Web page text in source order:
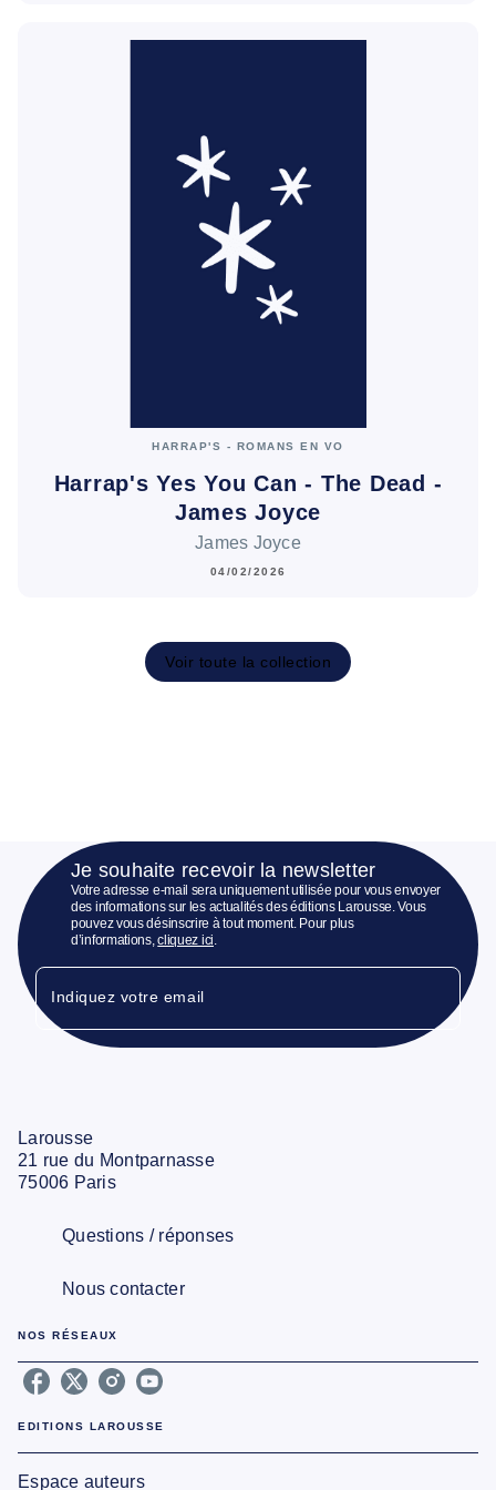
HARRAP'S - ROMANS EN VO
Harrap's Yes You Can - The Dead -
James Joyce
James Joyce
04/02/2026
Voir toute la collection
Je souhaite recevoir la newsletter
Votre adresse e-mail sera uniquement utilisée pour vous envoyer
des informations sur les actualités des éditions Larousse. Vous
pouvez vous désinscrire à tout moment. Pour plus
d’informations,cliquez ici.
Indiquez votre email
Larousse
21 rue du Montparnasse
75006 Paris
Questions / réponses
Nous contacter
NOS RÉSEAUX
EDITIONS LAROUSSE
Espace auteurs